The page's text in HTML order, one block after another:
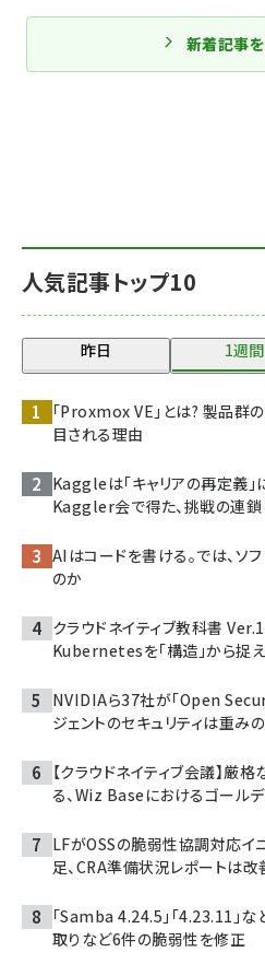
人気記事トップ10
昨日 1週間
「Proxmox VE」とは? 製品群
目される理由
Kaggleは「キャリアの再定義
Kaggler会で得た、挑戦の連鎖
AIはコードを書ける。では、ソ
のか
クラウドネイティブ教科書
Kubernetesを「構造」から捉
NVIDIAら37社が「Open
ジェントのセキュリティは重
【クラウドネイティブ会議】厳
る、Wiz Baseにおけるゴール
LFがOSSの脆弱性協調対応イ
足、CRA準備状況レポートは改
「Samba 4.24.5」「4.23.11」
取りなど6件の脆弱性を修正
新着記事